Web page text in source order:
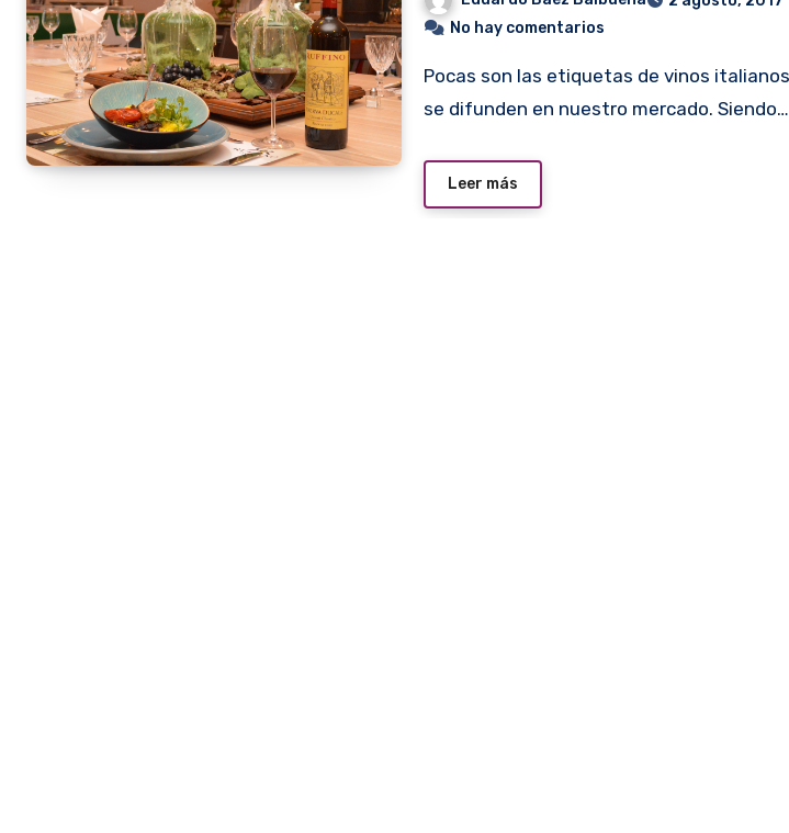
No hay comentarios
Pocas son las etiquetas de vinos italianos cuyo consumo
se difunden en nuestro mercado. Siendo…
Leer más